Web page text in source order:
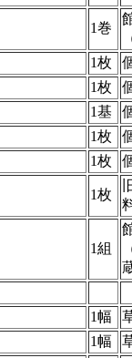
1巻
1枚
1枚
1基
1枚
1枚
1枚
1組
1幅
1幅